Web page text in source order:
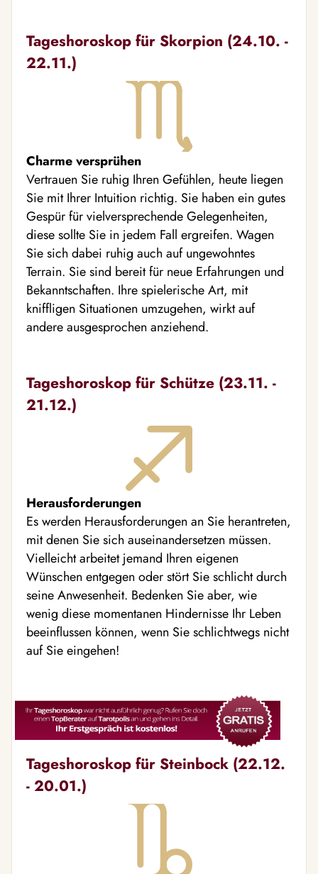
Tageshoroskop für Skorpion (24.10. -
22.11.)
Charme versprühen
Vertrauen Sie ruhig Ihren Gefühlen, heute liegen
Sie mit Ihrer Intuition richtig. Sie haben ein gutes
Gespür für vielversprechende Gelegenheiten,
diese sollte Sie in jedem Fall ergreifen. Wagen
Sie sich dabei ruhig auch auf ungewohntes
Terrain. Sie sind bereit für neue Erfahrungen und
Bekanntschaften. Ihre spielerische Art, mit
kniffligen Situationen umzugehen, wirkt auf
andere ausgesprochen anziehend.
Tageshoroskop für Schütze (23.11. -
21.12.)
Herausforderungen
Es werden Herausforderungen an Sie herantreten,
mit denen Sie sich auseinandersetzen müssen.
Vielleicht arbeitet jemand Ihren eigenen
Wünschen entgegen oder stört Sie schlicht durch
seine Anwesenheit. Bedenken Sie aber, wie
wenig diese momentanen Hindernisse Ihr Leben
beeinflussen können, wenn Sie schlichtwegs nicht
auf Sie eingehen!
Tageshoroskop für Steinbock (22.12.
- 20.01.)